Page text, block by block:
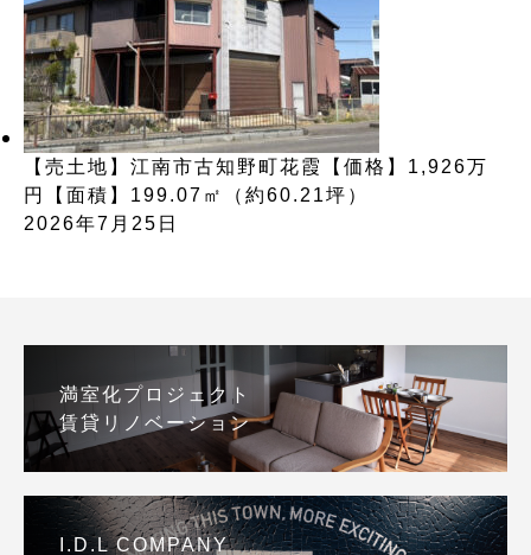
【売土地】江南市古知野町花霞【価格】1,926万
円【面積】199.07㎡（約60.21坪）
2026年7月25日
満室化プロジェクト
賃貸リノベーション
I.D.L COMPANY